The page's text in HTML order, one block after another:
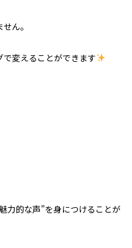
ん。
変えることができます
力的な声”を身につけることが